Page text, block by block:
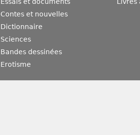
Essais et documents
Contes et nouvelles
Dictionnaire
Sciences
Bandes dessinées
Erotisme
Livres